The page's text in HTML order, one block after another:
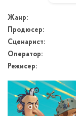
Жанр:
Продюсер:
Сценарист:
Оператор:
Режисер: